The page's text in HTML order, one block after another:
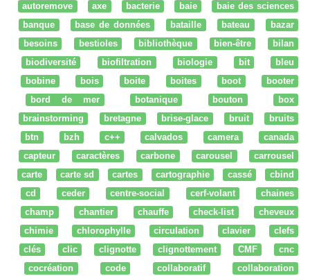
autoremove
axe bacterie baie
baie des sciences
banque
base de données bataille bateau
bazar
besoins
bestioles bibliothèque bien-être
bilan
biodiversité
biofiltration biologie bit
bleu
bobine
bois boite boites boot
booter
bord de mer
botanique bouton
box
brainstorming
bretagne brise-glace bruit
bruits
btn
bzh c++ calvados camera
canada
capteur
caractères carbone carousel
carrousel
carte
carte sd cartes cartographie cassé
cbind
cd
ceder centre-social cerf-volant
chaines
champ
chantier chauffe check-list
cheveux
chimie
chlorophylle circulation clavier
clefs
clés
clic clignotte clignottement CMF
cnc
cocréation
code collaboratif
collaboration